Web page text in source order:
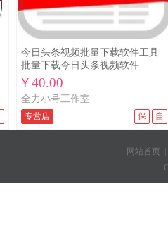
今日头条视频批量下载软件工具
批量下载今日头条视频软件
￥40.00
全力小号工作室
专营店 自
保
网站首页